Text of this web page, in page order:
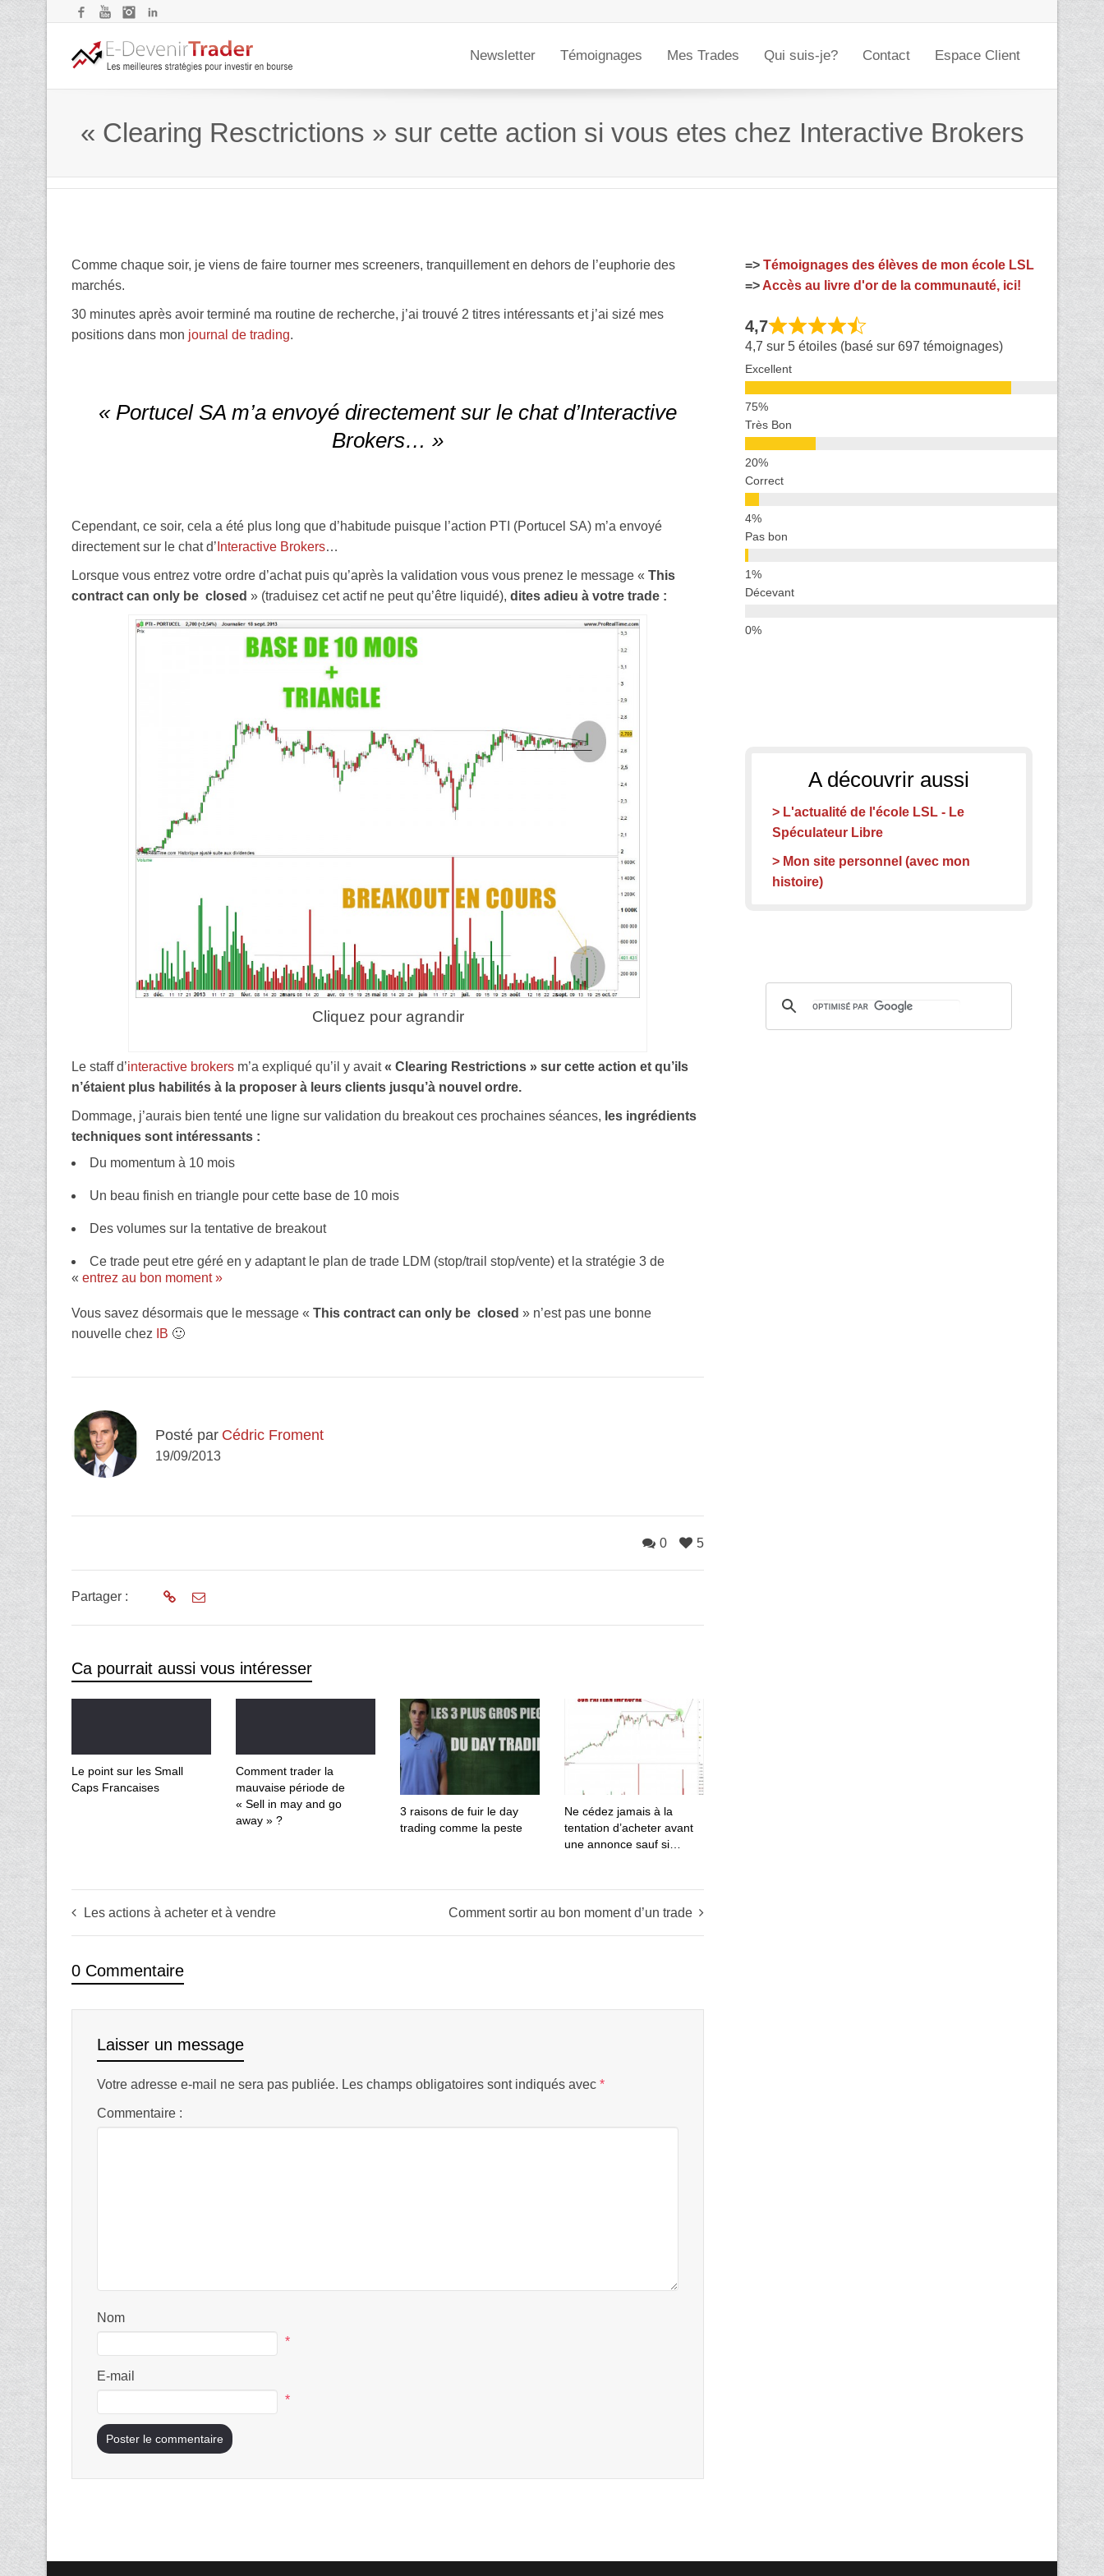
FacebookYouTubeInstagram
Newsletter Témoignages Mes Trades Qui suis-je? Contact Espace Client
« Clearing Resctrictions » sur cette action si vous etes chez Interactive Brokers
Comme chaque soir, je viens de faire tourner mes screeners, tranquillement en dehors de l’euphorie des
marchés.
30 minutes après avoir terminé ma routine de recherche, j’ai trouvé 2 titres intéressants et j’ai sizé mes
positions dans mon journal de trading.
« Portucel SA m’a envoyé directement sur le chat d’Interactive
Brokers… »
Cependant, ce soir, cela a été plus long que d’habitude puisque l’action PTI (Portucel SA) m’a envoyé
directement sur le chat d’ Interactive Brokers…
Lorsque vous entrez votre ordre d’achat puis qu’après la validation vous vous prenez le message « This
contract can only be closed » (traduisez cet actif ne peut qu’être liquidé), dites adieu à votre trade :
Cliquez pour agrandir
Le staff d’interactive brokers m’a expliqué qu’il y avait« Clearing Restrictions » sur cette action et qu’ils
n’étaient plus habilités à la proposer à leurs clients jusqu’à nouvel ordre.
Dommage, j’aurais bien tenté une ligne sur validation du breakout ces prochaines séances, les ingrédients
techniques sont intéressants :
Du momentum à 10 mois
Un beau finish en triangle pour cette base de 10 mois
Des volumes sur la tentative de breakout
Ce trade peut etre géré en y adaptant le plan de trade LDM (stop/trail stop/vente) et la stratégie 3 de
« entrez au bon moment »
Vous savez désormais que le message « This contract can only be closed » n’est pas une bonne
nouvelle chez
IB 🙂
Posté par Cédric Froment
19/09/2013
5
0
Partager :
Ca pourrait aussi vous intéresser
Le point sur les Small
Caps Francaises
Comment trader la
mauvaise période de
« Sell in may and go
away » ?
3 raisons de fuir le day
trading comme la peste
Ne cédez jamais à la
tentation d’acheter avant
une annonce sauf si…
Les actions à acheter et à vendre Comment sortir au bon moment d’un trade
0 Commentaire
Laisser un message
Votre adresse e-mail ne sera pas publiée. Les champs obligatoires sont indiqués avec *
Commentaire :
Nom
*
E-mail
*
=> Témoignages des élèves de mon école LSL
=> Accès au livre d'or de la communauté, ici!
4,7
4,7 sur 5 étoiles (basé sur 697 témoignages)
Excellent
Très Bon
Correct
Pas bon
Décevant
A découvrir aussi
> L'actualité de l'école LSL - Le
Spéculateur Libre
> Mon site personnel (avec mon
histoire)